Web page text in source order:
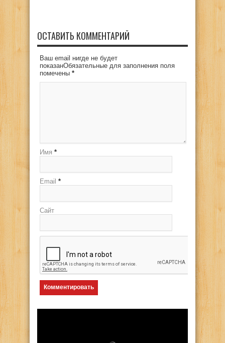
ОСТАВИТЬ КОММЕНТАРИЙ
Ваш email нигде не будет
показанОбязательные для заполнения поля
помечены *
Имя *
Email *
Сайт